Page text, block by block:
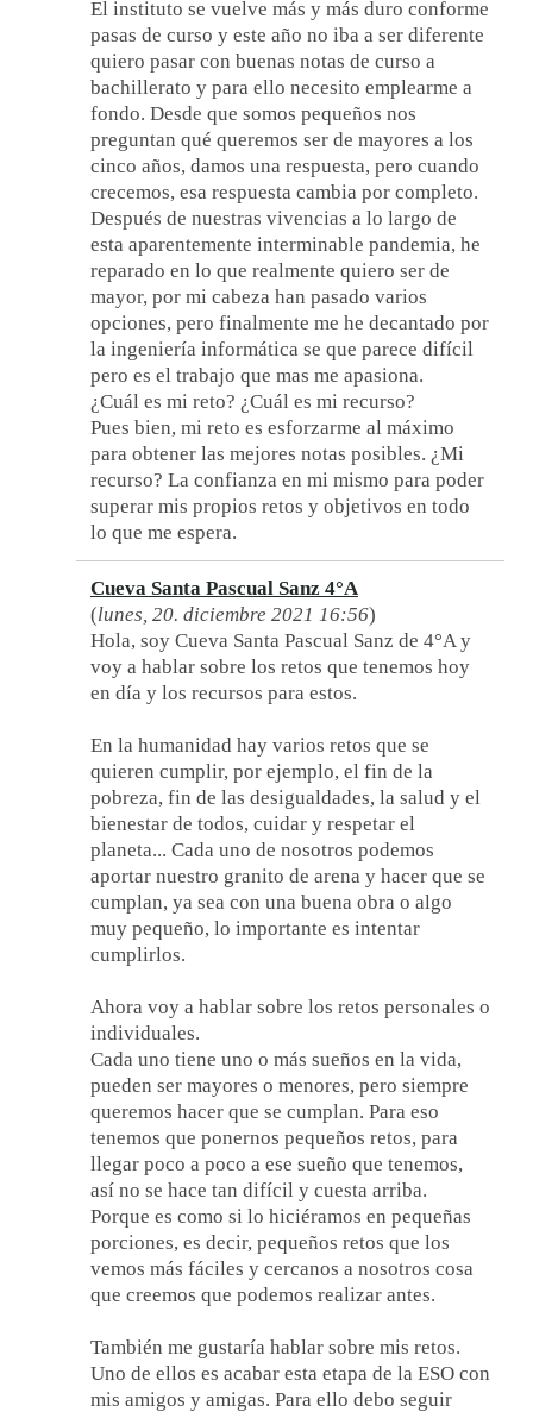
El instituto se vuelve más y más duro conforme
pasas de curso y este año no iba a ser diferente
quiero pasar con buenas notas de curso a
bachillerato y para ello necesito emplearme a
fondo. Desde que somos pequeños nos
preguntan qué queremos ser de mayores a los
cinco años, damos una respuesta, pero cuando
crecemos, esa respuesta cambia por completo.
Después de nuestras vivencias a lo largo de
esta aparentemente interminable pandemia, he
reparado en lo que realmente quiero ser de
mayor, por mi cabeza han pasado varios
opciones, pero finalmente me he decantado por
la ingeniería informática se que parece difícil
pero es el trabajo que mas me apasiona.
¿Cuál es mi reto? ¿Cuál es mi recurso?
Pues bien, mi reto es esforzarme al máximo
para obtener las mejores notas posibles. ¿Mi
recurso? La confianza en mi mismo para poder
superar mis propios retos y objetivos en todo
lo que me espera.
Cueva Santa Pascual Sanz 4°A
(lunes, 20. diciembre 2021 16:56)
Hola, soy Cueva Santa Pascual Sanz de 4°A y
voy a hablar sobre los retos que tenemos hoy
en día y los recursos para estos.
En la humanidad hay varios retos que se
quieren cumplir, por ejemplo, el fin de la
pobreza, fin de las desigualdades, la salud y el
bienestar de todos, cuidar y respetar el
planeta... Cada uno de nosotros podemos
aportar nuestro granito de arena y hacer que se
cumplan, ya sea con una buena obra o algo
muy pequeño, lo importante es intentar
cumplirlos.
Ahora voy a hablar sobre los retos personales o
individuales.
Cada uno tiene uno o más sueños en la vida,
pueden ser mayores o menores, pero siempre
queremos hacer que se cumplan. Para eso
tenemos que ponernos pequeños retos, para
llegar poco a poco a ese sueño que tenemos,
así no se hace tan difícil y cuesta arriba.
Porque es como si lo hiciéramos en pequeñas
porciones, es decir, pequeños retos que los
vemos más fáciles y cercanos a nosotros cosa
que creemos que podemos realizar antes.
También me gustaría hablar sobre mis retos.
Uno de ellos es acabar esta etapa de la ESO con
mis amigos y amigas. Para ello debo seguir